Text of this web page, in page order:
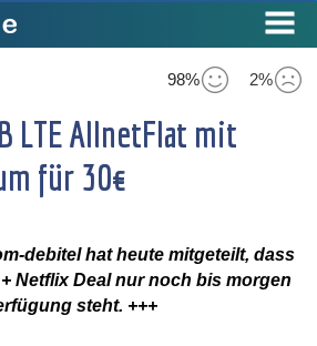
98% 2%
LTE AllnetFlat mit
für 30€
debitel hat heute mitgeteilt, dass
Netflix Deal nur noch bis morgen
steht. +++